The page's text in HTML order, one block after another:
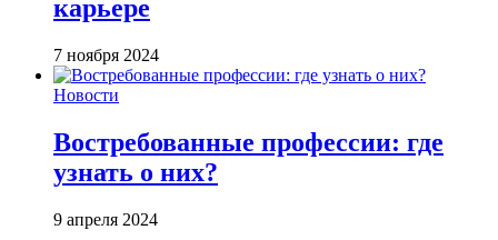
карьере
7 ноября 2024
Новости
Востребованные профессии: где
узнать о них?
9 апреля 2024